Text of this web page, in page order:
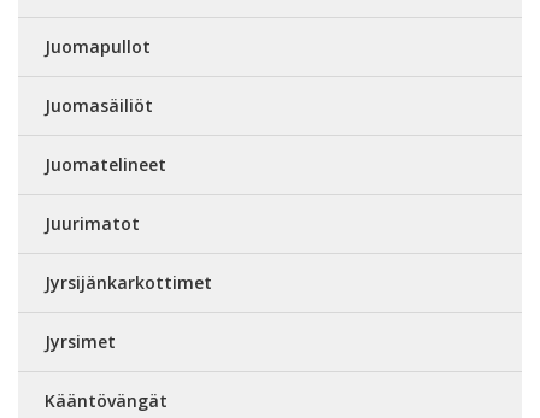
Juomapullot
Juomasäiliöt
Juomatelineet
Juurimatot
Jyrsijänkarkottimet
Jyrsimet
Kääntövängät